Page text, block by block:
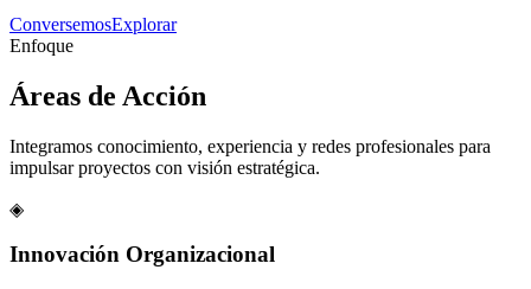
ConversemosExplorar
Enfoque
Áreas de Acción
Integramos conocimiento, experiencia y redes profesionales para
impulsar proyectos con visión estratégica.
◈
Innovación Organizacional